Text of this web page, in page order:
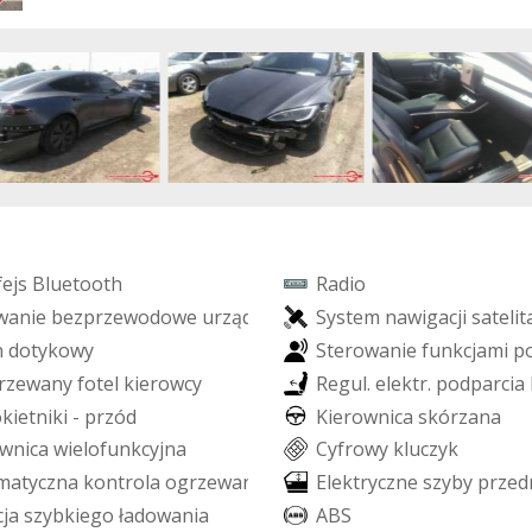
ejs Bluetooth Radio
anie bezprzewodowe urząd ń System nawigacji satelit
dotykowy Sterowanie funkcjami p
zewany fotel kierowcy Regul. elektr. podparcia l
kietniki - przód Kierownica skórzana
wnica wielofunkcyjna Cyfrowy kluczyk
atyczna kontrola ogrzewan Elektryczne szyby przed
ja szybkiego ładowania ABS